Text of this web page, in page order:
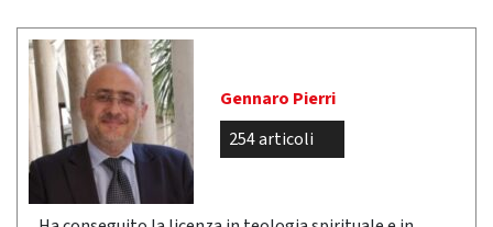
Gennaro Pierri
254 articoli